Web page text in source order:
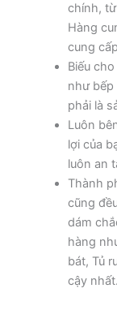
chính,
Hàng
cung
Biếu
như
phải là
Luôn
lợi của
luôn an
Thành
cũng
dám
hàng
bát, Tủ
cậy nhất.